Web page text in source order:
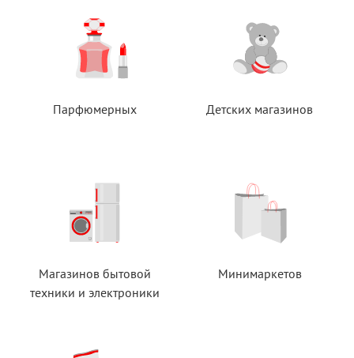
Парфюмерных Детских магазинов
Магазинов бытовой
техники и электроники
Минимаркетов